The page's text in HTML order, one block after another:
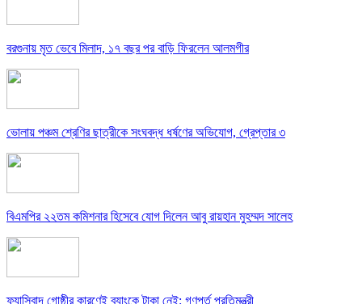
বরগুনায় মৃত ভেবে মিলাদ, ১৭ বছর পর বাড়ি ফিরলেন আলমগীর
ভোলায় পঞ্চম শ্রেণির ছাত্রীকে সংঘবদ্ধ ধর্ষণের অভিযোগ, গ্রেপ্তার ৩
বিএমপির ২২তম কমিশনার হিসেবে যোগ দিলেন আবু রায়হান মুহম্মদ সালেহ
ফ্যাসিবাদ গোষ্ঠীর কারণেই ব্যাংকে টাকা নেই: গণপূর্ত প্রতিমন্ত্রী